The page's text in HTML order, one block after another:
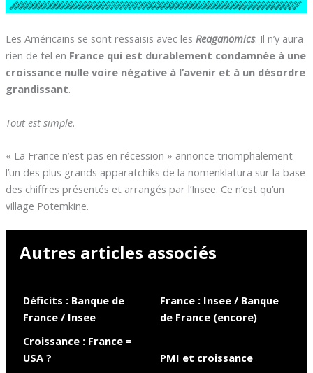
Les Américains se sont ressaisis avec les Reaganomics. Il n’y aura
rien de tel en France qui est durablement condamnée à une
croissance nulle voire négative à l’avenir et à un désordre
grandissant.
Tout est simple.
« La France n’est pas en récession » annonce triomphalement
l’un des plus grands apparatchiks de la nomenklatura sur la base
des chiffres présentés et arrangés par l’Insee. Ce n’est qu’un
village Potemkine.
Autres articles associés
Déficits : Banque de
France / Insee
France : Insee / Banque
de France (encore)
Croissance : France =
USA ?
PMI et croissance